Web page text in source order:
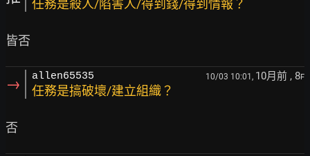
任務是殺人/陷害人/得到錢/得到情報？
→ allen65535 10/03 10:01, 10月前 , 8F
任務是搞破壞/建立組織？